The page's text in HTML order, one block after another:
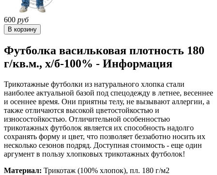
600 руб
Футболка васильковая плотность 180
г/кв.м., х/б-100% - Информация
Трикотажные футболки из натурального хлопка стали
наиболее актуальной базой под спецодежду в летнее, весеннее
и осеннее время. Они приятны телу, не вызывают аллергии, а
также отличаются высокой цветостойкостью и
износостойкостью. Отличительной особенностью
трикотажных футболок является их способность надолго
сохранять форму и цвет, что позволяет беззаботно носить их
несколько сезонов подряд. Доступная стоимость - еще один
аргумент в пользу хлопковых трикотажных футболок!
Материал: Трикотаж (100% хлопок), пл. 180 г/м2